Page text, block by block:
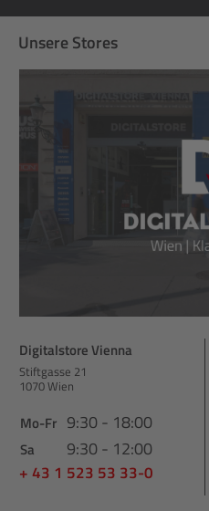
Unsere Stores
Digitalstore Vienna
Stiftgasse 21
1070 Wien
Mo-Fr 9:30 - 18:00
Sa 9:30 - 12:00
+ 43 1 523 53 33-0